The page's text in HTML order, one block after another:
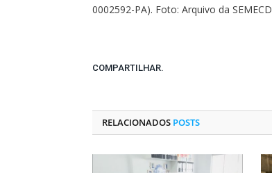
0002592-PA). Foto: Arquivo da SEMECD
COMPARTILHAR.
RELACIONADOS POSTS